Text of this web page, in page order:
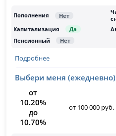
Подробнее
Выбери меня (ежедневно)
от
10.20%
до
10.70%
от 100 000 руб.